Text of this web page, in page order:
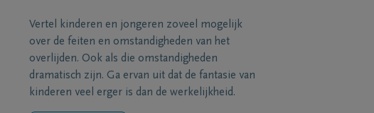
Vertel kinderen en jongeren zoveel mogelijk
over de feiten en omstandigheden van het
overlijden. Ook als die omstandigheden
dramatisch zijn. Ga ervan uit dat de fantasie van
kinderen veel erger is dan de werkelijkheid.